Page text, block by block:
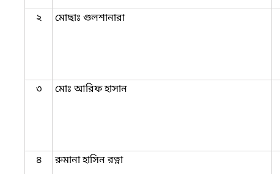
২ মোছাঃ গুলশানারা
৩ মোঃ আরিফ হাসান
৪ রুমানা হাসিন রত্না